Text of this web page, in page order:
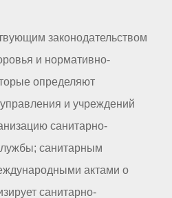
законодательством
и нормативно-
определяют
и учреждений
санитарно-
санитарным
актами о
санитарно-